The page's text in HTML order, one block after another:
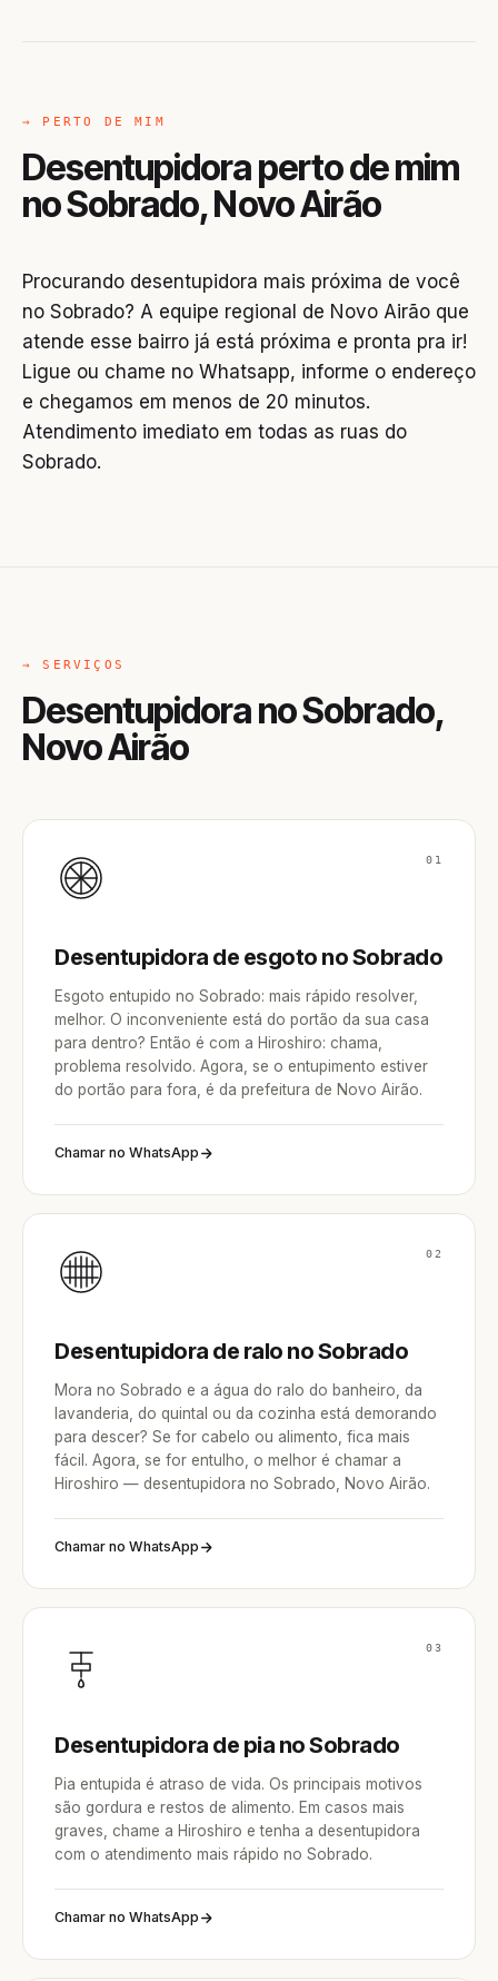
→ PERTO DE MIM
Desentupidora perto de mim
no Sobrado, Novo Airão
Procurando desentupidora mais próxima de você
no Sobrado? A equipe regional de Novo Airão que
atende esse bairro já está próxima e pronta pra ir!
Ligue ou chame no Whatsapp, informe o endereço
e chegamos em menos de 20 minutos.
Atendimento imediato em todas as ruas do
Sobrado.
→ SERVIÇOS
Desentupidora no Sobrado,
Novo Airão
01
Desentupidora de esgoto no Sobrado
Esgoto entupido no Sobrado: mais rápido resolver,
melhor. O inconveniente está do portão da sua casa
para dentro? Então é com a Hiroshiro: chama,
problema resolvido. Agora, se o entupimento estiver
do portão para fora, é da prefeitura de Novo Airão.
Chamar no WhatsApp
02
Desentupidora de ralo no Sobrado
Mora no Sobrado e a água do ralo do banheiro, da
lavanderia, do quintal ou da cozinha está demorando
para descer? Se for cabelo ou alimento, fica mais
fácil. Agora, se for entulho, o melhor é chamar a
Hiroshiro — desentupidora no Sobrado, Novo Airão.
Chamar no WhatsApp
03
Desentupidora de pia no Sobrado
Pia entupida é atraso de vida. Os principais motivos
são gordura e restos de alimento. Em casos mais
graves, chame a Hiroshiro e tenha a desentupidora
com o atendimento mais rápido no Sobrado.
Chamar no WhatsApp